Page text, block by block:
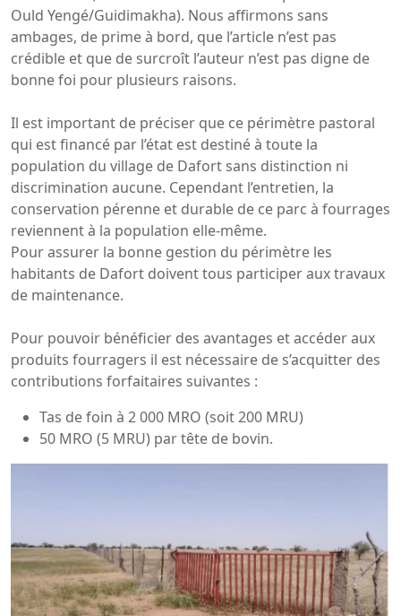
Ould Yengé/Guidimakha). Nous affirmons sans
ambages, de prime à bord, que l’article n’est pas
crédible et que de surcroît l’auteur n’est pas digne de
bonne foi pour plusieurs raisons.
Il est important de préciser que ce périmètre pastoral
qui est financé par l’état est destiné à toute la
population du village de Dafort sans distinction ni
discrimination aucune. Cependant l’entretien, la
conservation pérenne et durable de ce parc à fourrages
reviennent à la population elle-même.
Pour assurer la bonne gestion du périmètre les
habitants de Dafort doivent tous participer aux travaux
de maintenance.
Pour pouvoir bénéficier des avantages et accéder aux
produits fourragers il est nécessaire de s’acquitter des
contributions forfaitaires suivantes :
Tas de foin à 2 000 MRO (soit 200 MRU)
50 MRO (5 MRU) par tête de bovin.